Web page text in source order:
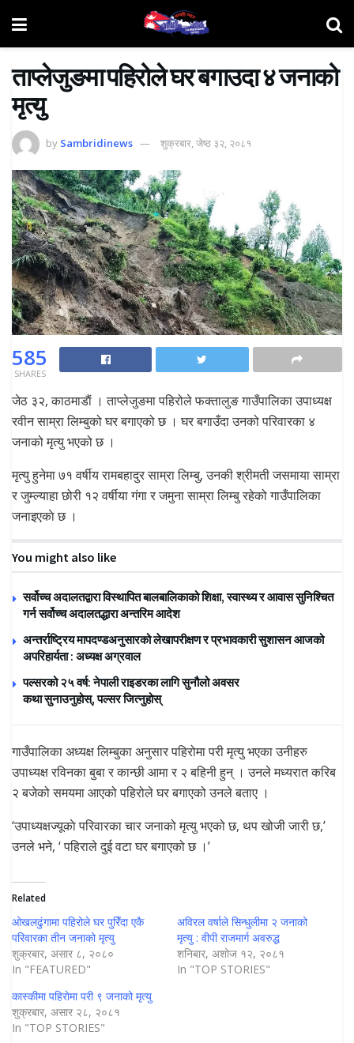
ताप्लेजुङमा पहिरोले घर बगाउदा ४ जनाको
मृत्यु
by Sambridinews शुक्रबार, जेष्ठ ३२, २०८१
585
SHARES
जेठ ३२, काठमाडाैं । ताप्लेजुङमा पहिरोले फक्तालुङ गाउँपालिका उपाध्यक्ष
रवीन साम्रा लिम्बुको घर बगाएको छ । घर बगाउँदा उनको परिवारका ४
जनाको मृत्यु भएको छ ।
मृत्यु हुनेमा ७१ वर्षीय रामबहादुर साम्रा लिम्बु, उनकी श्रीमती जसमाया साम्रा
र जुम्ल्याहा छोरी १२ वर्षीया गंगा र जमुना साम्रा लिम्बु रहेको गाउँपालिका
जनाइएकाे छ ।
You might also like
सर्वोच्च अदालतद्वारा विस्थापित बालबालिकाको शिक्षा, स्वास्थ्य र आवास सुनिश्चित
गर्न सर्वोच्च अदालतद्धारा अन्तरिम आदेश
अन्तर्राष्ट्रिय मापदण्डअनुसारको लेखापरीक्षण र प्रभावकारी सुशासन आजको
अपरिहार्यता : अध्यक्ष अग्रवाल
पल्सरको २५ वर्ष: नेपाली राइडरका लागि सुनौलो अवसर
कथा सुनाउनुहोस्, पल्सर जित्नुहोस्
गाउँपालिका अध्यक्ष लिम्बुका अनुसार पहिरोमा परी मृत्यु भएका उनीहरु
उपाध्यक्ष रविनका बुबा र कान्छी आमा र २ बहिनी हुन् । उनले मध्यरात करिब
२ बजेको समयमा आएको पहिरोले घर बगाएको उनले बताए ।
‘उपाध्यक्षज्यूकाे परिवारका चार जनाको मृत्यु भएको छ, थप खोजी जारी छ,’
उनले भने, ‘ पहिराले दुई वटा घर बगाएको छ ।’
Related
ओखलढुंगामा पहिरोले घर पुरिँदा एकै
परिवारका तीन जनाको मृत्यु
शुक्रबार, असार ८, २०८०
In "FEATURED"
अविरल वर्षाले सिन्धुलीमा २ जनाको
मृत्यु : वीपी राजमार्ग अवरुद्ध
शनिबार, अशोज १२, २०८१
In "TOP STORIES"
कास्कीमा पहिराेमा परी ९ जनाको मृत्यु
शुक्रबार, असार २८, २०८१
In "TOP STORIES"